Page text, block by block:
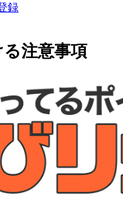
録
る注意事項